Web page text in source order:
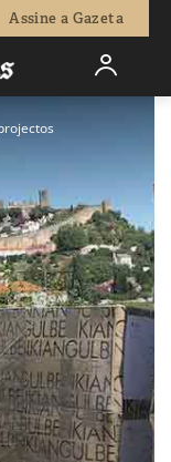
Assine a Gazeta